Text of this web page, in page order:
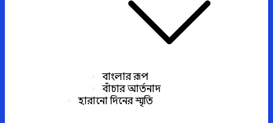
বাংলার রূপ
বাঁচার আর্তনাদ
হারানো দিনের স্মৃতি